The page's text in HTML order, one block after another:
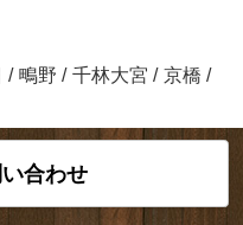
/ 鴫野 / 千林大宮 / 京橋 /
合わせ